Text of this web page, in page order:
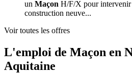
un Maçon H/F/X pour intervenir
construction neuve...
Voir toutes les offres
L'emploi de Maçon en
Aquitaine